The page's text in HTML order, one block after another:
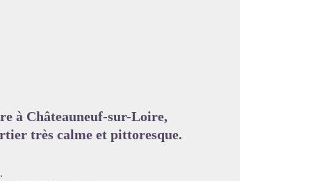
à Châteauneuf-sur-Loire,
très calme et pittoresque.